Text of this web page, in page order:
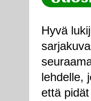
Hyvä
lehdelle,
että